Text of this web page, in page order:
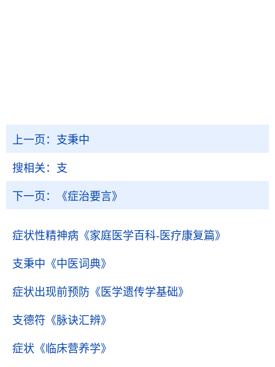
上一页： 支秉中
搜相关： 支
下一页： 《症治要言》
症状性精神病 《家庭医学百科-医疗康复篇》
支秉中 《中医词典》
症状出现前预防 《医学遗传学基础》
支德符 《脉诀汇辨》
症状 《临床营养学》